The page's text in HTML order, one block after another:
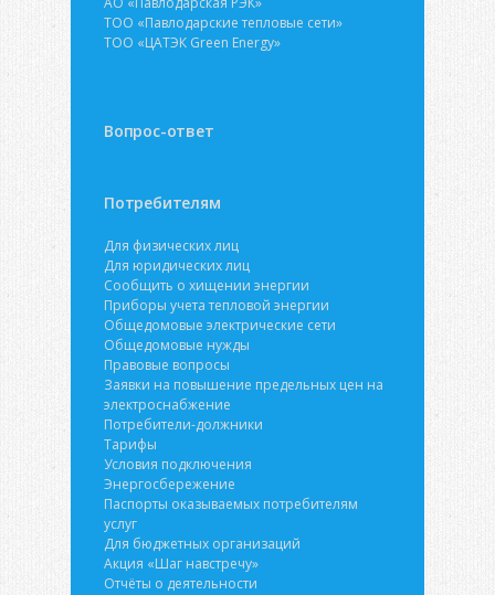
ТОО «Павлодарские тепловые сети»
ТОО «ЦАТЭК Green Energy»
Вопрос-ответ
Потребителям
Для физических лиц
Для юридических лиц
Сообщить о хищении энергии
Приборы учета тепловой энергии
Общедомовые электрические сети
Общедомовые нужды
Правовые вопросы
Заявки на повышение предельных цен на
электроснабжение
Потребители-должники
Тарифы
Условия подключения
Энергосбережение
Паспорты оказываемых потребителям
услуг
Для бюджетных организаций
Акция «Шаг навстречу»
Отчёты о деятельности